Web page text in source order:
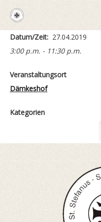
Datum/Zeit: 27.04.2019
3:00 p.m. - 11:30 p.m.
Veranstaltungsort
Dämkeshof
Kategorien